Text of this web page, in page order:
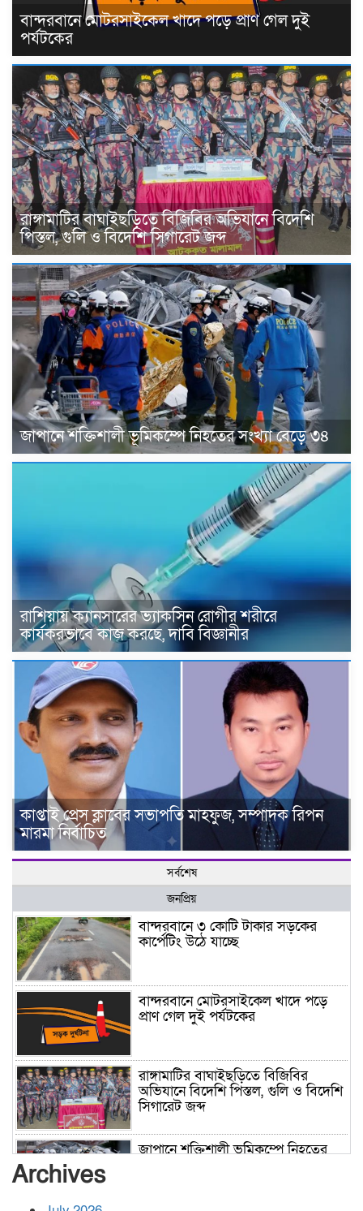
বান্দরবানে মোটরসাইকেল খাদে পড়ে প্রাণ গেল দুই
পর্যটকের
রাঙ্গামাটির বাঘাইছড়িতে বিজিবির অভিযানে বিদেশি
পিস্তল, গুলি ও বিদেশি সিগারেট জব্দ
জাপানে শক্তিশালী ভূমিকম্পে নিহতের সংখ্যা বেড়ে ৩৪
রাশিয়ায় ক্যানসারের ভ্যাকসিন রোগীর শরীরে
কার্যকরভাবে কাজ করছে, দাবি বিজ্ঞানীর
কাপ্তাই প্রেস ক্লাবের সভাপতি মাহফুজ, সম্পাদক রিপন
মারমা নির্বাচিত
সর্বশেষ
জনপ্রিয়
বান্দরবানে ৩ কোটি টাকার সড়কের
কার্পেটিং উঠে যাচ্ছে
বান্দরবানে মোটরসাইকেল খাদে পড়ে
প্রাণ গেল দুই পর্যটকের
রাঙ্গামাটির বাঘাইছড়িতে বিজিবির
অভিযানে বিদেশি পিস্তল, গুলি ও বিদেশি
সিগারেট জব্দ
জাপানে শক্তিশালী ভূমিকম্পে নিহতের
Archives